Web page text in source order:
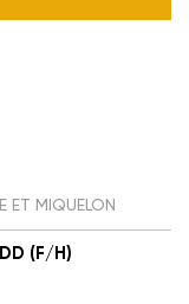
ET MIQUELON
(F/H)